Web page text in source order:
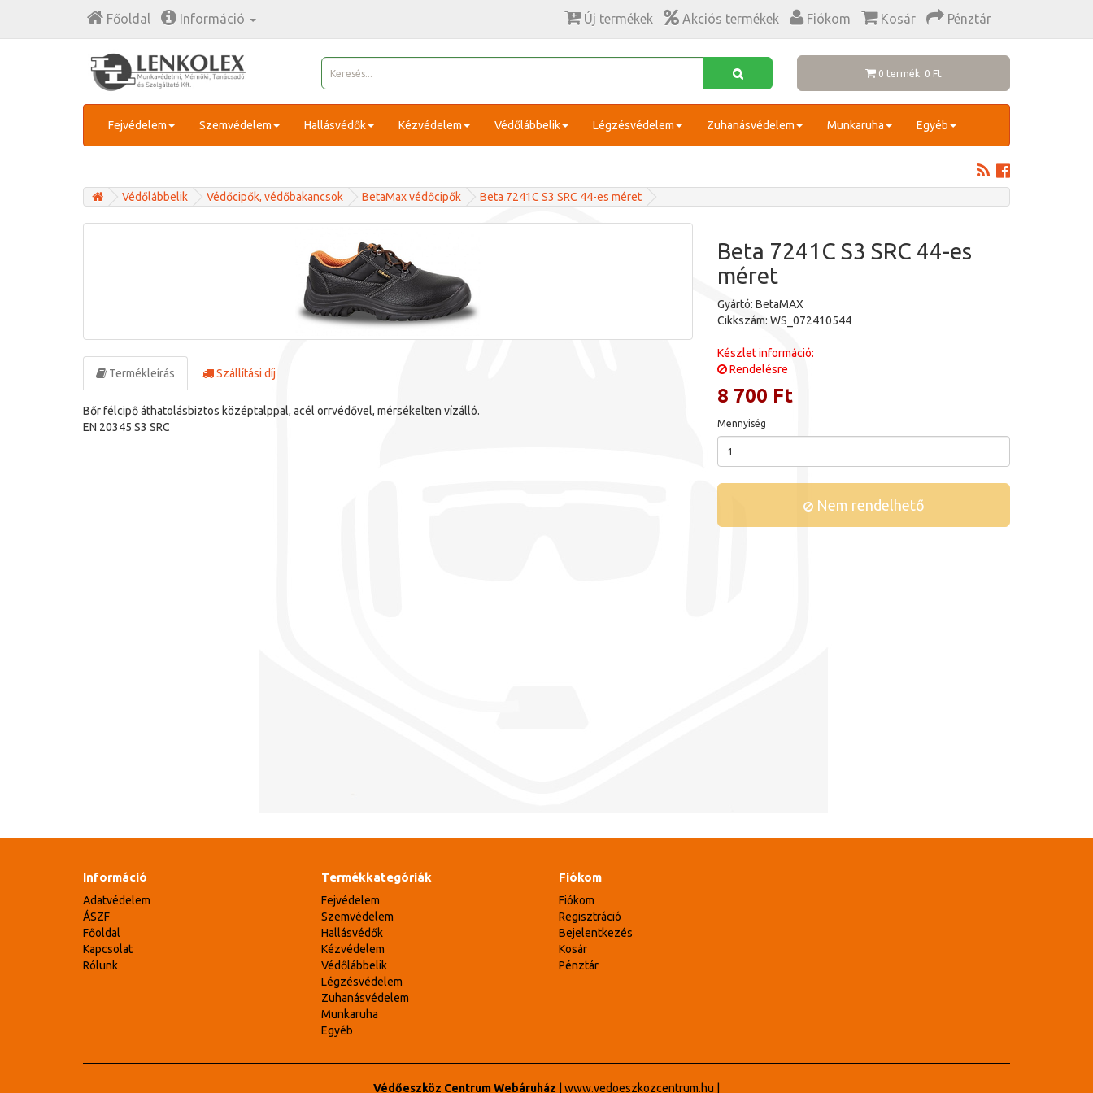
Főoldal Információ Új termékek Akciós termékek Fiókom Kosár Pénztár
0 termék: 0 Ft
Fejvédelem Szemvédelem Hallásvédők Kézvédelem Védőlábbelik Légzésvédelem Zuhanásvédelem Munkaruha Egyéb
Védőlábbelik Védőcipők, védőbakancsok BetaMax védőcipők Beta 7241C S3 SRC 44-es méret
Termékleírás Szállítási díj
Bőr félcipő áthatolásbiztos középtalppal, acél orrvédővel, mérsékelten vízálló.
EN 20345 S3 SRC
Beta 7241C S3 SRC 44-es
méret
Gyártó: BetaMAX
Cikkszám: WS_072410544
Készlet információ:
Rendelésre
8 700 Ft
Mennyiség
Nem rendelhető
Információ
Adatvédelem
ÁSZF
Főoldal
Kapcsolat
Rólunk
Termékkategóriák
Fejvédelem
Szemvédelem
Hallásvédők
Kézvédelem
Védőlábbelik
Légzésvédelem
Zuhanásvédelem
Munkaruha
Egyéb
Fiókom
Fiókom
Regisztráció
Bejelentkezés
Kosár
Pénztár
Védőeszköz Centrum Webáruház www.vedoeszkozcentrum.hu